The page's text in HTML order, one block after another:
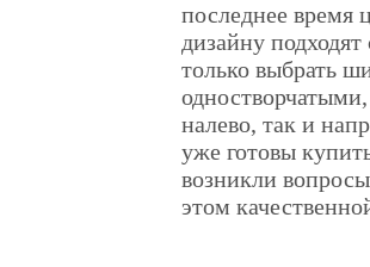
последнее время
дизайну
только выбрать
налево, так и
уже готовы
возникли
этом